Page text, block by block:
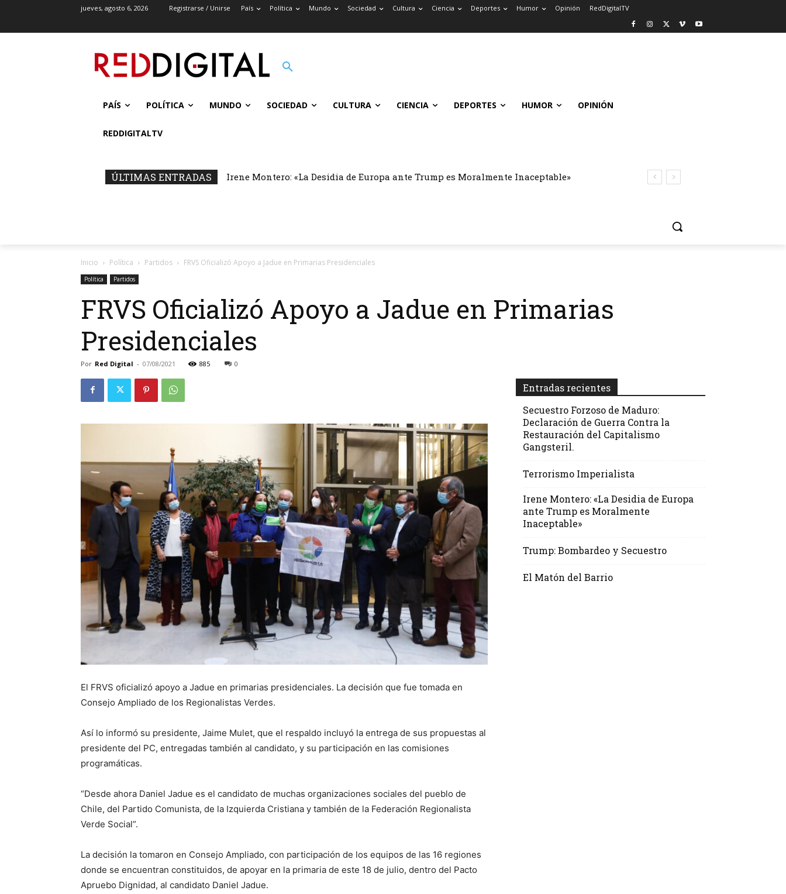
jueves, agosto 6, 2026 Registrarse / Unirse País Política Mundo Sociedad Cultura Ciencia Deportes Humor Opinión RedDigitalTV
PAÍS POLÍTICA MUNDO SOCIEDAD CULTURA CIENCIA DEPORTES HUMOR OPINIÓN
REDDIGITALTV
ÚLTIMAS ENTRADAS Irene Montero: «La Desidia de Europa ante Trump es Moralmente Inaceptable»
Inicio Política Partidos FRVS Oficializó Apoyo a Jadue en Primarias Presidenciales
Política Partidos
FRVS Oficializó Apoyo a Jadue en Primarias
Presidenciales
Por Red Digital - 07/08/2021 885 0
El FRVS oficializó apoyo a Jadue en primarias presidenciales. La decisión que fue tomada en
Consejo Ampliado de los Regionalistas Verdes.
Así lo informó su presidente, Jaime Mulet, que el respaldo incluyó la entrega de sus propuestas al
presidente del PC, entregadas también al candidato, y su participación en las comisiones
programáticas.
“Desde ahora Daniel Jadue es el candidato de muchas organizaciones sociales del pueblo de
Chile, del Partido Comunista, de la Izquierda Cristiana y también de la Federación Regionalista
Verde Social”.
La decisión la tomaron en Consejo Ampliado, con participación de los equipos de las 16 regiones
donde se encuentran constituidos, de apoyar en la primaria de este 18 de julio, dentro del Pacto
Apruebo Dignidad, al candidato Daniel Jadue.
Entradas recientes
Secuestro Forzoso de Maduro:
Declaración de Guerra Contra la
Restauración del Capitalismo
Gangsteril.
Terrorismo Imperialista
Irene Montero: «La Desidia de Europa
ante Trump es Moralmente
Inaceptable»
Trump: Bombardeo y Secuestro
El Matón del Barrio